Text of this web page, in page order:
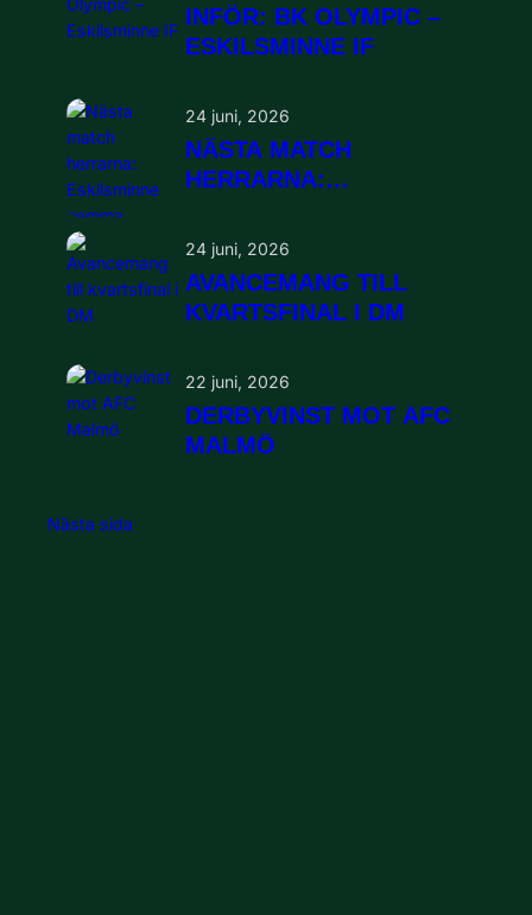
INFÖR: BK OLYMPIC –
ESKILSMINNE IF
24 juni, 2026
NÄSTA MATCH
HERRARNA:
24 juni, 2026
AVANCEMANG TILL
KVARTSFINAL I DM
22 juni, 2026
DERBYVINST MOT AFC
MALMÖ
Nästa sida